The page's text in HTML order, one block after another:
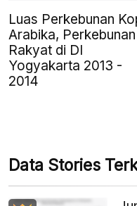
Luas Perkebunan
Arabika, Perkebunan
Rakyat di DI
Yogyakarta 2013 -
2014
Data Stories